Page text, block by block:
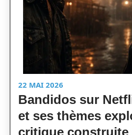
22 MAI 2026
Bandidos sur
et ses thèmes
critique construite